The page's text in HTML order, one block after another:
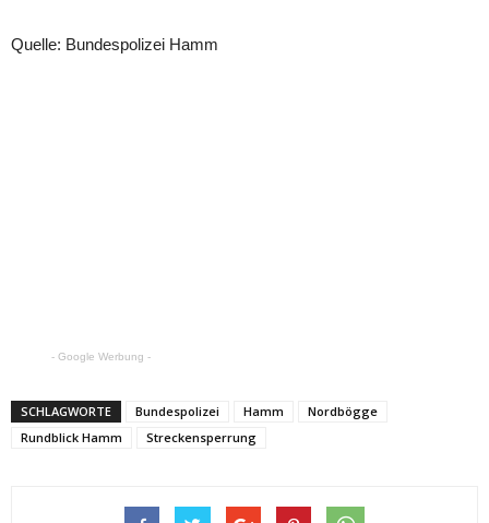
Quelle: Bundespolizei Hamm
- Google Werbung -
SCHLAGWORTE Bundespolizei Hamm
Nordbögge
Rundblick Hamm
Streckensperrung